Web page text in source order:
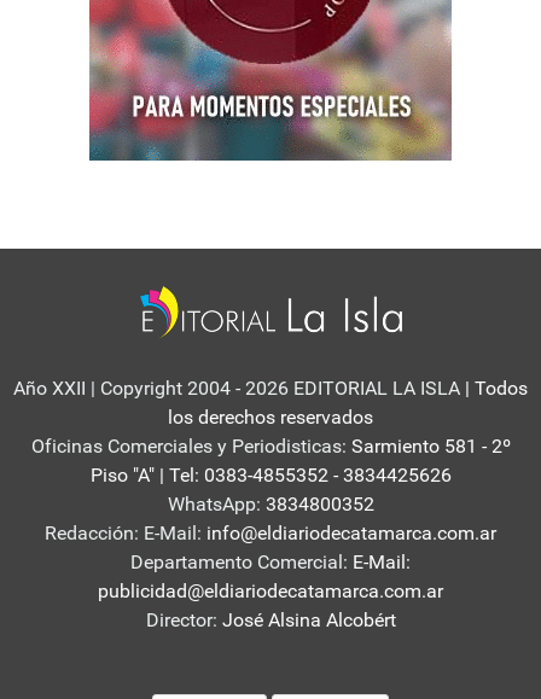
Año XXII | Copyright 2004 - 2026 EDITORIAL LA ISLA | Todos
los derechos reservados
Oficinas Comerciales y Periodisticas: Sarmiento 581 - 2º
Piso "A" | Tel: 0383-4855352 - 3834425626
WhatsApp: 3834800352
Redacción: E-Mail: info@eldiariodecatamarca.com.ar
Departamento Comercial: E-Mail:
publicidad@eldiariodecatamarca.com.ar
Director: José Alsina Alcobért